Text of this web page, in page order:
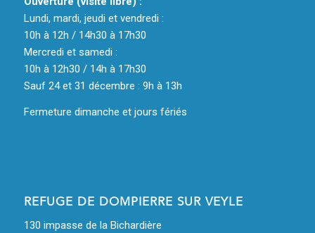
Lundi, mardi, jeudi et vendredi :
10h à 12h / 14h30 à 17h30
Mercredi et samedi :
10h à 12h30 / 14h à 17h30
Sauf 24 et 31 décembre : 9h à 13h
Fermeture dimanche et jours fériés
REFUGE DE DOMPIERRE SUR VEYLE
130 impasse de la Bichardière